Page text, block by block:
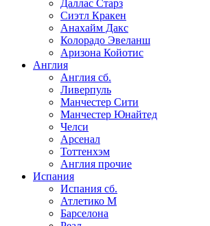
Даллас Старз
Сиэтл Кракен
Анахайм Дакс
Колорадо Эвеланш
Аризона Койотис
Англия
Англия сб.
Ливерпуль
Манчестер Сити
Манчестер Юнайтед
Челси
Арсенал
Тоттенхэм
Англия прочие
Испания
Испания сб.
Атлетико М
Барселона